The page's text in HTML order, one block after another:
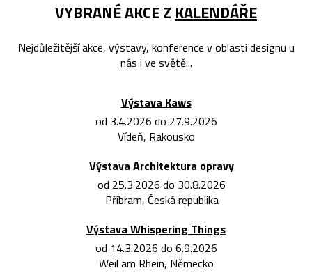
VYBRANÉ AKCE Z KALENDÁŘE
Nejdůležitější akce, výstavy, konference v oblasti designu u
nás i ve světě...
Výstava Kaws
od 3.4.2026 do 27.9.2026
Vídeň, Rakousko
Výstava Architektura opravy
od 25.3.2026 do 30.8.2026
Příbram, Česká republika
Výstava Whispering Things
od 14.3.2026 do 6.9.2026
Weil am Rhein, Německo